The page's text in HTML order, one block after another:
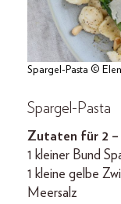
Spargel-Pasta ©
Spargel-Pasta
Zutaten für 2 –
1 kleiner Bund
1 kleine gelbe
Meersalz